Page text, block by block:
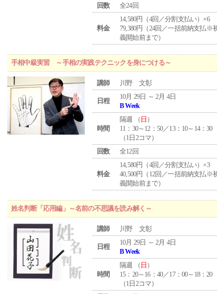
回数
全24回
料金
14,580円（4回／分割支払い）×6
79,380円（24回／一括前納支払※
義開始前まで）
手相中級実習 ～手相の実践テクニックを身につける～
講師 川野 文彰
日程
10月 29日 ～ 2月 4日
B Week
時間
隔週 （ 日 ）
11：30～12：50／13：10～14：30
（1日2コマ）
回数
全12回
料金
14,580円（4回／分割支払い）×3
40,500円（12回／一括前納支払※
義開始前まで）
姓名判断「応用編」～名前の不思議を読み解く～
講師 川野 文彰
日程
10月 29日 ～ 2月 4日
B Week
時間
隔週 （ 日 ）
15：20～16：40／17：00～18：20
（1日2コマ）